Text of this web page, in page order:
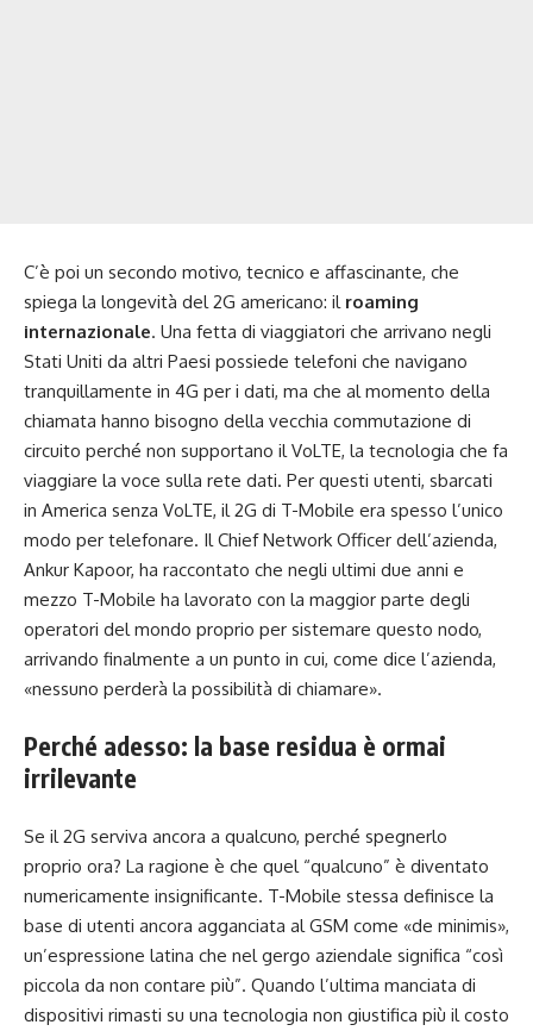
C’è poi un secondo motivo, tecnico e affascinante, che
spiega la longevità del 2G americano: il roaming
internazionale. Una fetta di viaggiatori che arrivano negli
Stati Uniti da altri Paesi possiede telefoni che navigano
tranquillamente in 4G per i dati, ma che al momento della
chiamata hanno bisogno della vecchia commutazione di
circuito perché non supportano il VoLTE, la tecnologia che fa
viaggiare la voce sulla rete dati. Per questi utenti, sbarcati
in America senza VoLTE, il 2G di T-Mobile era spesso l’unico
modo per telefonare. Il Chief Network Officer dell’azienda,
Ankur Kapoor, ha raccontato che negli ultimi due anni e
mezzo T-Mobile ha lavorato con la maggior parte degli
operatori del mondo proprio per sistemare questo nodo,
arrivando finalmente a un punto in cui, come dice l’azienda,
«nessuno perderà la possibilità di chiamare».
Perché adesso: la base residua è ormai
irrilevante
Se il 2G serviva ancora a qualcuno, perché spegnerlo
proprio ora? La ragione è che quel “qualcuno” è diventato
numericamente insignificante. T-Mobile stessa definisce la
base di utenti ancora agganciata al GSM come «de minimis»,
un’espressione latina che nel gergo aziendale significa “così
piccola da non contare più”. Quando l’ultima manciata di
dispositivi rimasti su una tecnologia non giustifica più il costo